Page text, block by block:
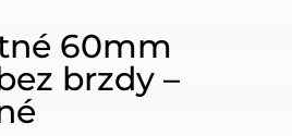
60mm
brzdy –